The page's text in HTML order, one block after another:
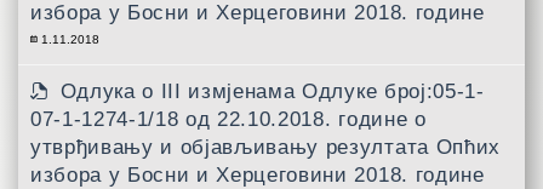
избора у Босни и Херцеговини 2018. године
1.11.2018
Одлука о III измјенама Одлуке број:05-1-
07-1-1274-1/18 од 22.10.2018. године о
утврђивању и објављивању резултата Опћих
избора у Босни и Херцеговини 2018. године